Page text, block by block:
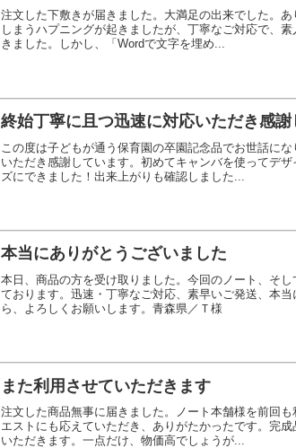
注文した下敷きが届きました。大満足の出来でした。
しまうハプニングが起きましたが、丁寧なご対応で、
きました。しかし、「Wordで文字を埋め...
終始丁寧に且つ迅速に対応いただき感
この度は子どもが通う保育園の卒園記念品でお世話に
いただき感謝しています。初めてキャンバを使ってデ
ズにできました！出来上がりも確認しました...
本当にありがとうございました
本日、商品の方を受け取りました。今回のノート、そ
ております。迅速・丁寧なご対応、素早いご発送、本
ら、よろしくお願いします。青森県／Ｔ様
また利用させていただきます
注文した商品無事に届きました。ノート本舗様を前回
エストにも応えていただき、ありがたかったです。完
いただきます。一点だけ、物価高でしょうが...